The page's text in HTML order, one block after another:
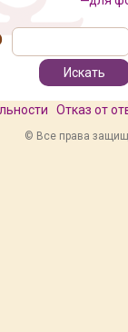
Отказ от
© Все права